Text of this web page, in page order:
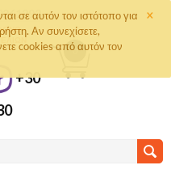
×
σε αυτόν τον ιστότοπο για
Αν συνεχίσετε,
cookies από αυτόν τον
+30
0